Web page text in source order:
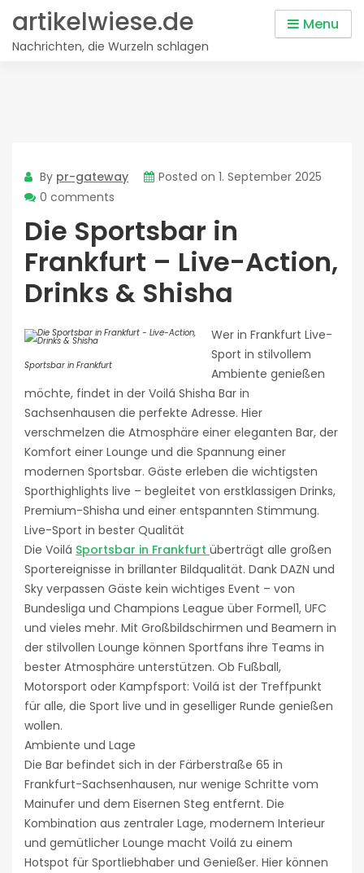
content
artikelwiese.de
Nachrichten, die Wurzeln schlagen
Menu
By pr-gateway Posted on 1. September 2025
0 comments
Die Sportsbar in
Frankfurt – Live-Action,
Drinks & Shisha
Sportsbar in Frankfurt
Wer in Frankfurt Live-
Sport in stilvollem
Ambiente genießen
möchte, findet in der Voilá Shisha Bar in
Sachsenhausen die perfekte Adresse. Hier
verschmelzen die Atmosphäre einer eleganten Bar, der
Komfort einer Lounge und die Spannung einer
modernen Sportsbar. Gäste erleben die wichtigsten
Sporthighlights live – begleitet von erstklassigen Drinks,
Premium-Shisha und einer entspannten Stimmung.
Live-Sport in bester Qualität
Die Voilá Sportsbar in Frankfurt überträgt alle großen
Sportereignisse in brillanter Bildqualität. Dank DAZN und
Sky verpassen Gäste kein wichtiges Event – von
Bundesliga und Champions League über Formel1, UFC
und vieles mehr. Mit Großbildschirmen und Beamern in
der stilvollen Lounge können Sportfans ihre Teams in
bester Atmosphäre unterstützen. Ob Fußball,
Motorsport oder Kampfsport: Voilá ist der Treffpunkt
für alle, die Sport live und in geselliger Runde genießen
wollen.
Ambiente und Lage
Die Bar befindet sich in der Färberstraße 65 in
Frankfurt-Sachsenhausen, nur wenige Schritte vom
Mainufer und dem Eisernen Steg entfernt. Die
Kombination aus zentraler Lage, modernem Interieur
und gemütlicher Lounge macht Voilá zu einem
Hotspot für Sportliebhaber und Genießer. Hier können